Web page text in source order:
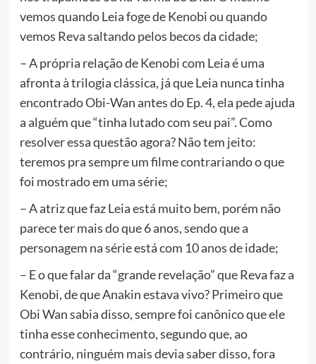
vemos quando Leia foge de Kenobi ou quando
vemos Reva saltando pelos becos da cidade;
– A própria relação de Kenobi com Leia é uma
afronta à trilogia clássica, já que Leia nunca tinha
encontrado Obi-Wan antes do Ep. 4, ela pede ajuda
a alguém que “tinha lutado com seu pai”. Como
resolver essa questão agora? Não tem jeito:
teremos pra sempre um filme contrariando o que
foi mostrado em uma série;
– A atriz que faz Leia está muito bem, porém não
parece ter mais do que 6 anos, sendo que a
personagem na série está com 10 anos de idade;
– E o que falar da “grande revelação” que Reva faz a
Kenobi, de que Anakin estava vivo? Primeiro que
Obi Wan sabia disso, sempre foi canônico que ele
tinha esse conhecimento, segundo que, ao
contrário, ninguém mais devia saber disso, fora